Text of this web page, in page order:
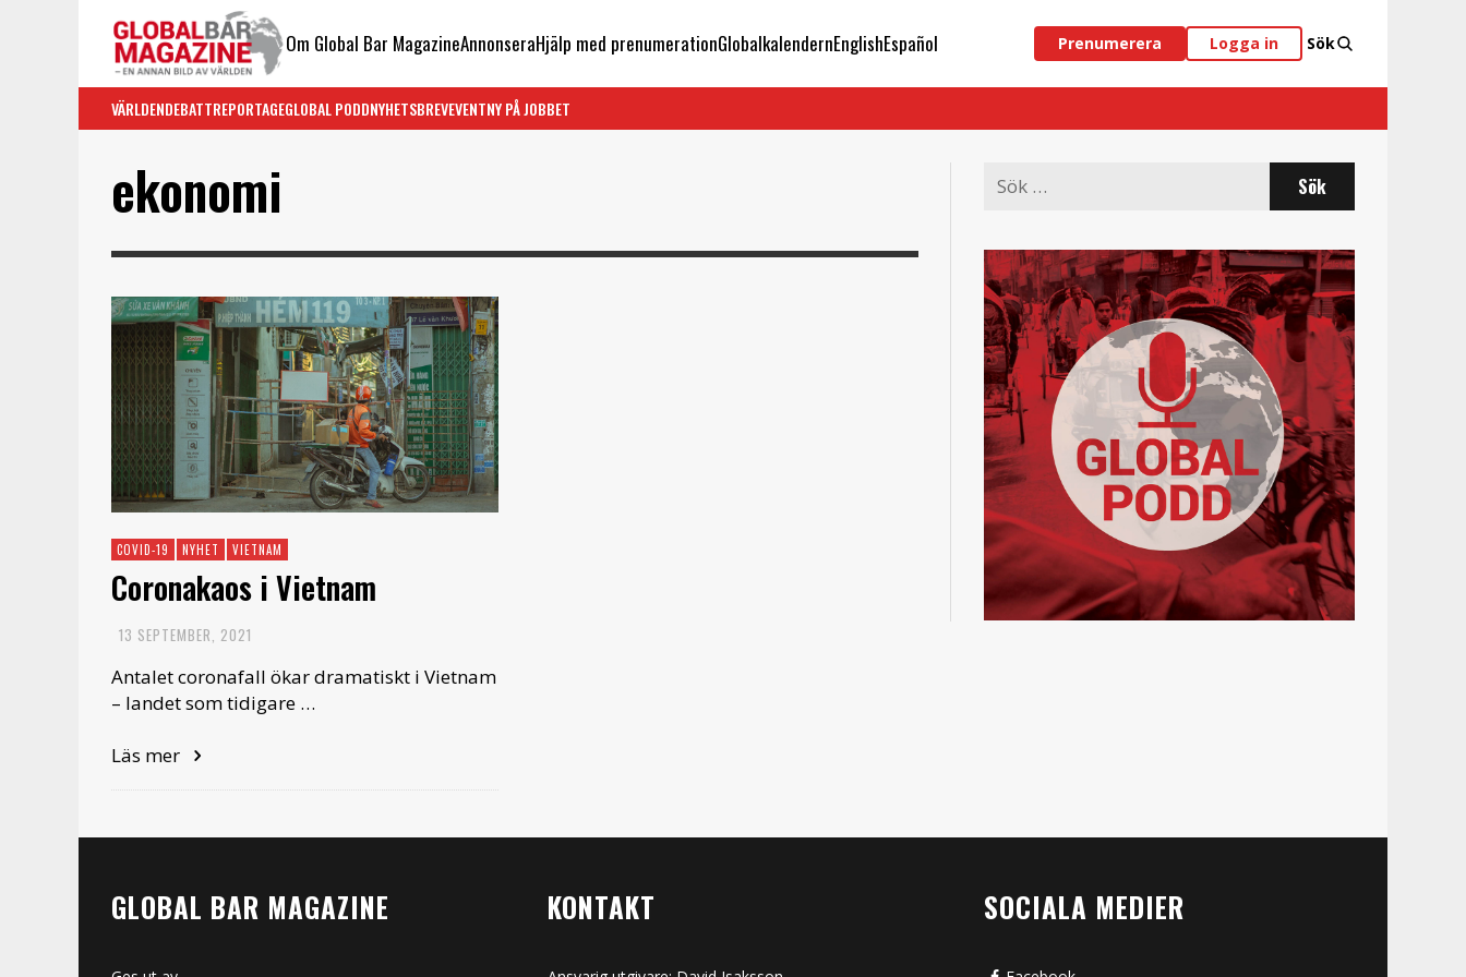
Om Global Bar MagazineAnnonseraHjälp med prenumerationGlobalkalendernEnglishEspañol Prenumerera Logga in Sök
VÄRLDENDEBATTREPORTAGEGLOBAL PODDNYHETSBREVEVENTNY PÅ JOBBET
ekonomi
COVID-19 NYHET VIETNAM
Coronakaos i Vietnam
13 SEPTEMBER, 2021
Antalet coronafall ökar dramatiskt i Vietnam
– landet som tidigare …
Läs mer
Search
for:
GLOBAL BAR MAGAZINE KONTAKT SOCIALA MEDIER